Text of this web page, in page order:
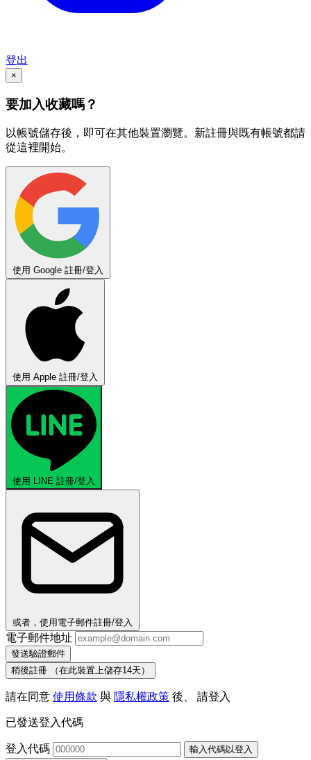
登出
×
要加入收藏嗎？
以帳號儲存後，即可在其他裝置瀏覽。新註冊與既有帳號都請
從這裡開始。
使用 Google 註冊/登入
使用 Apple 註冊/登入
使用 LINE 註冊/登入
或者，使用電子郵件註冊/登入
電子郵件地址
發送驗證郵件
稍後註冊
（在此裝置上儲存14天）
請在同意 使用條款 與 隱私權政策 後、 請登入
已發送登入代碼
登入代碼
輸入代碼以登入